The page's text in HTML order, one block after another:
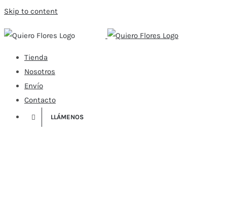
Skip to content
Tienda
Nosotros
Envío
Contacto
LLÁMENOS